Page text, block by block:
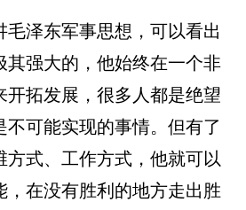
毛泽东军事思想，可以看出
其强大的，他始终在一个非
开拓发展，很多人都是绝望
不可能实现的事情。但有了
方式、工作方式，他就可以
，在没有胜利的地方走出胜